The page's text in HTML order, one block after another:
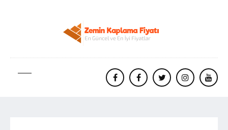
facebookFacebooktwitterinstagram